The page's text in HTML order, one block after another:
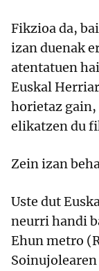
Fikzioa da,
izan duenak
atentatuen
Euskal
horietaz
elikatzen du
Zein izan
Uste dut
neurri handi
Ehun metro